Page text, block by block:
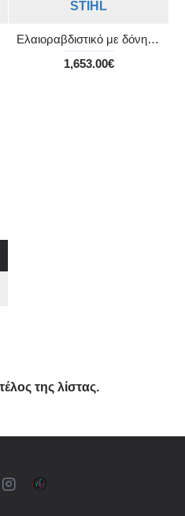
STIHL
Ελαιοραβδιστικό με δόνηση SP 401 με άξονα 2,26m
1,653.00€
της λίστας.